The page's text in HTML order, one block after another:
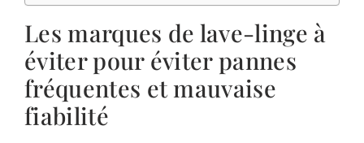
Les marques de lave-linge à
éviter pour éviter pannes
fréquentes et mauvaise
fiabilité